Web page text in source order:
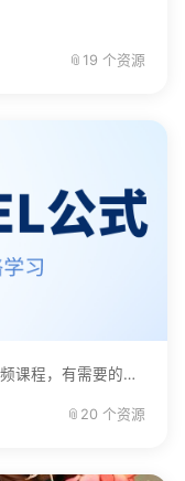
📎 19 个资源
Excel公式学习课程，专题内容为多个视频课程，有需要的自己下载学习。...
📎 20 个资源